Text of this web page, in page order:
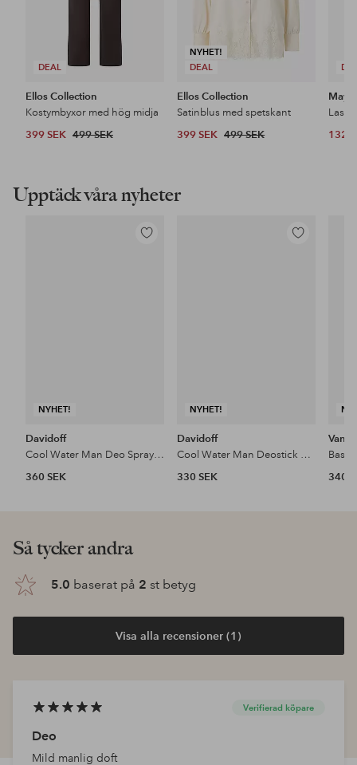
DEAL
Ellos Collection
Kostymbyxor med hög midja
399 SEK 499 SEK
NYHET!
DEAL
Ellos Collection
Satinblus med spetskant
399 SEK 499 SEK 132
Upptäck våra nyheter
NYHET!
Lägg
Davidoff
Cool Water Man Deo Spray 150Ml
360 SEK
NYHET!
Lägg
Davidoff
Cool Water Man Deostick 75G
330 SEK
Van
340
Så tycker andra
5.0 baserat på 2 st betyg
Visa alla recensioner (1)
Verifierad köpare
Deo
Mild manlig doft